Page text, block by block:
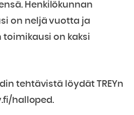
Henkilökunnan
on neljä vuotta ja
on kaksi
tehtävistä löydät TREYn
halloped.